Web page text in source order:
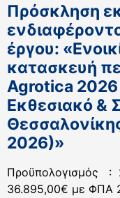
Πρόσκληση
έργου:
κατασκευή
Agrotica 2026
Εκθεσιακό &
2026)»
Προϋπολογισμός :
36.895,00€ με ΦΠΑ